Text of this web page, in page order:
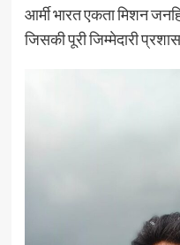
आर्मी भारत एकता मिशन
जिसकी पूरी जिम्मेदारी